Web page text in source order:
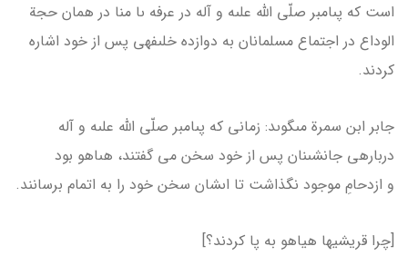
است كه پىامبر صلّى الله علىه و آله در عرفه ىا منا در همان حجة
الوداع در اجتماع مسلمانان به دوازده خلىفه­ى پس از خود اشاره
كردند.
جابر ابن سمرة مى‏گوىد: زمانى كه پىامبر صلّى الله علىه و آله
درباره­ى جانشىنان پس از خود سخن مى گفتند، هىاهو بود
و ازدحامِ موجود نگذاشت تا اىشان سخن خود را به اتمام برسانند.
[چرا قریشی­ها هیاهو به پا کردند؟]